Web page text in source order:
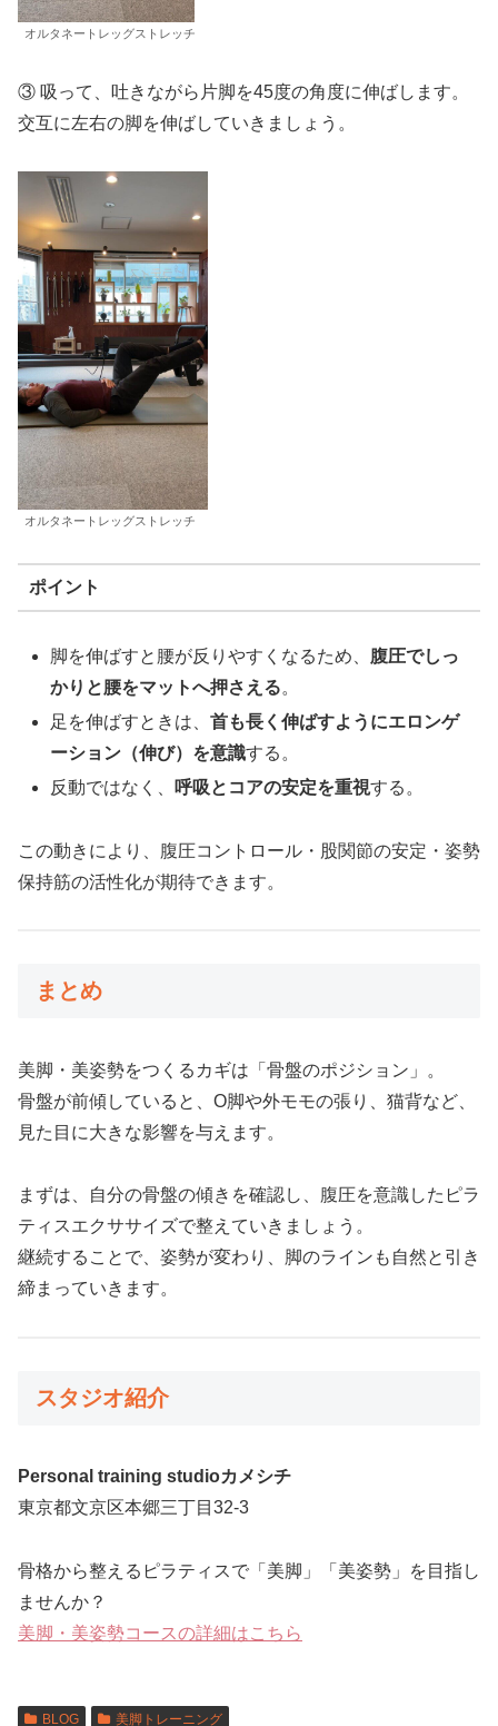
オルタネートレッグストレッチ
③ 吸って、吐きながら片脚を45度の角度に伸ばします。
交互に左右の脚を伸ばしていきましょう。
オルタネートレッグストレッチ
ポイント
脚を伸ばすと腰が反りやすくなるため、 腹圧でしっ
かりと腰をマットへ押さえる。
足を伸ばすときは、首も長く伸ばすようにエロンゲ
ーション（伸び）を意識する。
反動ではなく、
呼吸とコアの安定を重視する。
この動きにより、腹圧コントロール・股関節の安定・姿勢
保持筋の活性化が期待できます。
まとめ
美脚・美姿勢をつくるカギは「骨盤のポジション」。
骨盤が前傾していると、O脚や外モモの張り、猫背など、
見た目に大きな影響を与えます。
まずは、自分の骨盤の傾きを確認し、腹圧を意識したピラ
ティスエクササイズで整えていきましょう。
継続することで、姿勢が変わり、脚のラインも自然と引き
締まっていきます。
スタジオ紹介
Personal training studioカメシチ
東京都文京区本郷三丁目32-3
骨格から整えるピラティスで「美脚」「美姿勢」を目指し
ませんか？
美脚・美姿勢コースの詳細はこちら
BLOG 美脚トレーニング